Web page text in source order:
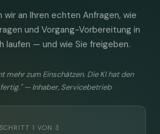
wir an Ihren echten Anfragen, wie
und Vorgang-Vorbereitung in
laufen — und wie Sie freigeben.
mehr zum Einschätzen. Die KI hat den
— Inhaber, Servicebetrieb
SCHRITT 1 VON 3